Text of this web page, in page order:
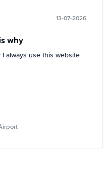
13-07-2026
why
always use this website